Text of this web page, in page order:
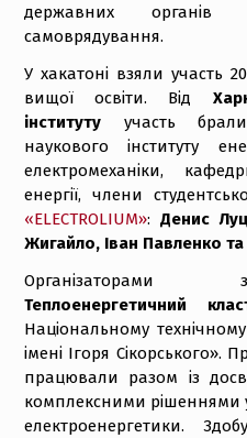
державних органів
самоврядування.
У хакатоні взяли участь
вищої освіти. Від
інститутуучасть брали
наукового інституту
електромеханіки,
енергії, члени
«ELECTROLIUM»: Денис
Жигайло, Іван Павленко та
Організаторами
Теплоенергетичний
Національному
імені Ігоря Сікорського».
працювали разом із
комплексними рішеннями
електроенергетики.